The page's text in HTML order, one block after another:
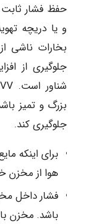
حفظ فشار
و یا دریچه
بخارات ناشی
جلوگیری از
بزرگ و تمیز
جلوگیری کند.
برای اینکه
هوا از مخزن
فشار داخل
باشد. مخزن